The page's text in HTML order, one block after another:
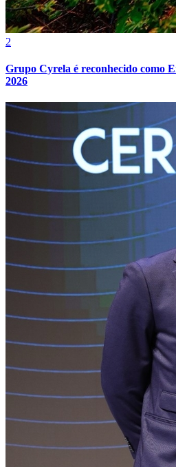
Internacional
2
Grupo Cyrela é reconhecido como
2026